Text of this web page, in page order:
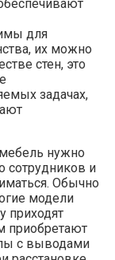
для
их можно
стен, это
задачах,
нужно
сотрудников и
Обычно
модели
приходят
приобретают
с выводами